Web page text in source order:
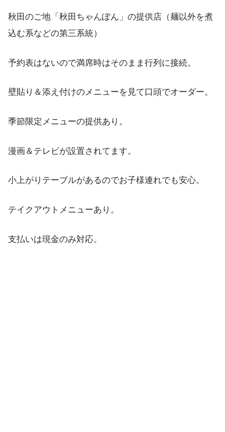
秋田のご地「秋田ちゃんぽん」の提供店（麺以外を煮
込む系などの第三系統）
予約表はないので満席時はそのまま行列に接続。
壁貼り＆添え付けのメニューを見て口頭でオーダー。
季節限定メニューの提供あり。
漫画＆テレビが設置されてます。
小上がりテーブルがあるのでお子様連れでも安心。
テイクアウトメニューあり。
支払いは現金のみ対応。